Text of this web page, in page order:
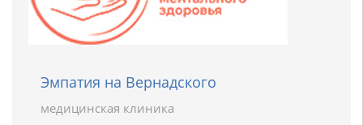
Эмпатия на Вернадского
медицинская клиника